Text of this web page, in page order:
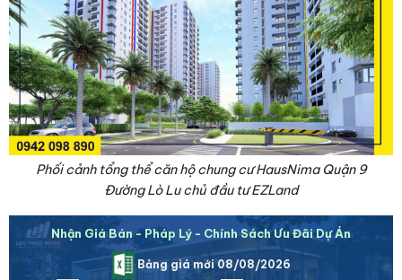
Phối cảnh tổng thể căn hộ chung cư HausNima Quận 9
Đường Lò Lu chủ đầu tư EZLand
Nhận Giá Bán - Pháp Lý - Chính Sách Ưu Đãi Dự Án
Bảng giá mới 08/08/2026